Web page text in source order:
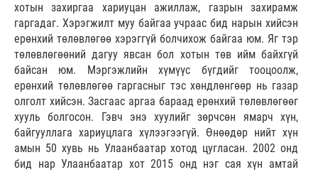
хотын захиргаа хариуцан ажиллаж, газрын захирамж
гаргадаг. Хэрэгжилт муу байгаа учраас бид нарын хийсэн
ерөнхий төлөвлөгөө хэрэггүй болчихож байгаа юм. Яг тэр
төлөвлөгөөний дагуу явсан бол хотын төв ийм байхгүй
байсан юм. Мэргэжлийн хүмүүс бүгдийг тооцоолж,
ерөнхий төлөвлөгөө гаргасныг тэс хөндлөнгөөр нь газар
олголт хийсэн. Засгаас аргаа бараад ерөнхий төлөвлөгөөг
хууль болгосон. Гэвч энэ хуулийг зөрчсөн ямарч хүн,
байгууллага хариуцлага хүлээгээгүй. Өнөөдөр нийт хүн
амын 50 хувь нь Улаанбаатар хотод цугласан. 2002 онд
бид нар Улаанбаатар хот 2015 онд нэг сая хүн амтай